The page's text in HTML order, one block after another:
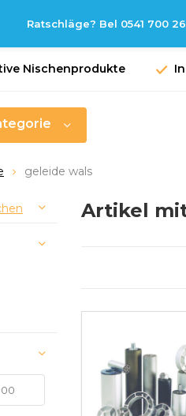
Ratschläge? Bel 0541 700
Nischenprodukte
geleide wals
Artikel